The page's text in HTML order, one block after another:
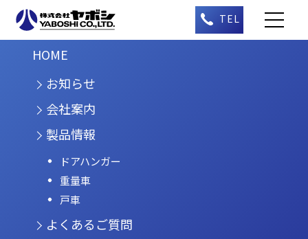
HOME
お知らせ
会社案内
製品情報
ドアハンガー
重量車
戸車
よくあるご質問